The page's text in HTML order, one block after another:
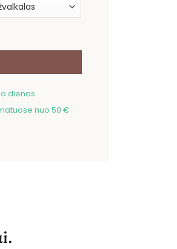
Aukštuomenės šuo
dienas
nuo 50 €